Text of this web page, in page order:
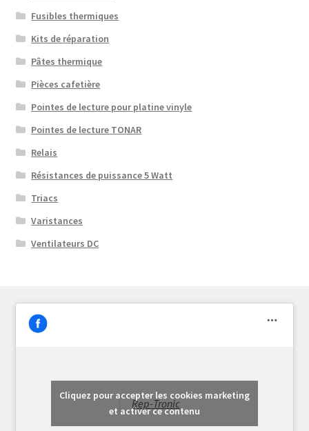
Fusibles thermiques
Kits de réparation
Pâtes thermique
Pièces cafetière
Pointes de lecture pour platine vinyle
Pointes de lecture TONAR
Relais
Résistances de puissance 5 Watt
Triacs
Varistances
Ventilateurs DC
Rep-Tronic
Cliquez pour accepter les cookies marketing
et activer ce contenu